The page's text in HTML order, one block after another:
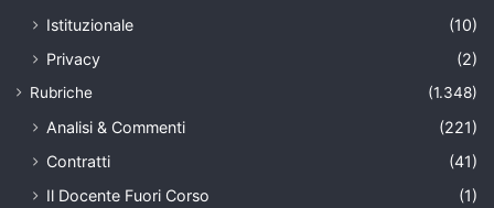
Istituzionale
(10)
Privacy
(2)
Rubriche (1.348)
Analisi & Commenti
(221)
Contratti
(41)
Il Docente Fuori Corso
(1)